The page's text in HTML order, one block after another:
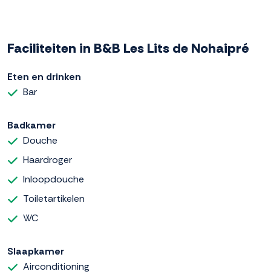
Faciliteiten in B&B Les Lits de Nohaipré
Eten en drinken
Bar
Badkamer
Douche
Haardroger
Inloopdouche
Toiletartikelen
WC
Slaapkamer
Airconditioning